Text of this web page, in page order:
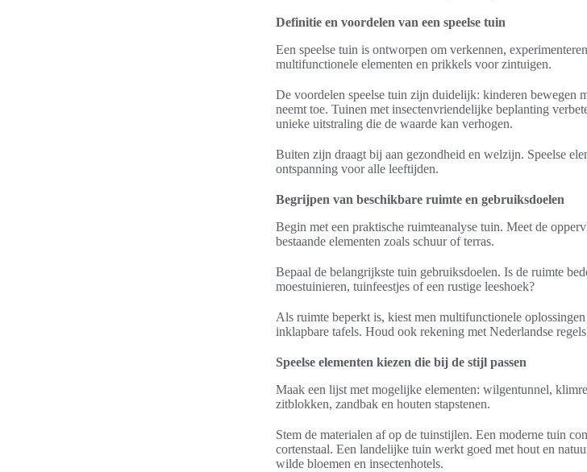
Definitie en voordelen van een speelse tuin
Een speelse tuin is ontworpen om verkennen,
multifunctionele elementen en prikkels voor zintuigen.
De voordelen speelse tuin zijn duidelijk: kinderen bewegen
neemt toe. Tuinen met insectenvriendelijke beplanting
unieke uitstraling die de waarde kan verhogen.
Buiten zijn draagt bij aan gezondheid en welzijn. Speelse
ontspanning voor alle leeftijden.
Begrijpen van beschikbare ruimte en gebruiksdoelen
Begin met een praktische ruimteanalyse tuin. Meet de
bestaande elementen zoals schuur of terras.
Bepaal de belangrijkste tuin gebruiksdoelen. Is de ruimte
moestuinieren, tuinfeestjes of een rustige leeshoek?
Als ruimte beperkt is, kiest men multifunctionele
inklapbare tafels. Houd ook rekening met Nederlandse
Speelse elementen kiezen die bij de stijl passen
Maak een lijst met mogelijke elementen: wilgentunnel,
zitblokken, zandbak en houten stapstenen.
Stem de materialen af op de tuinstijlen. Een moderne tuin
cortenstaal. Een landelijke tuin werkt goed met hout en
wilde bloemen en insectenhotels.